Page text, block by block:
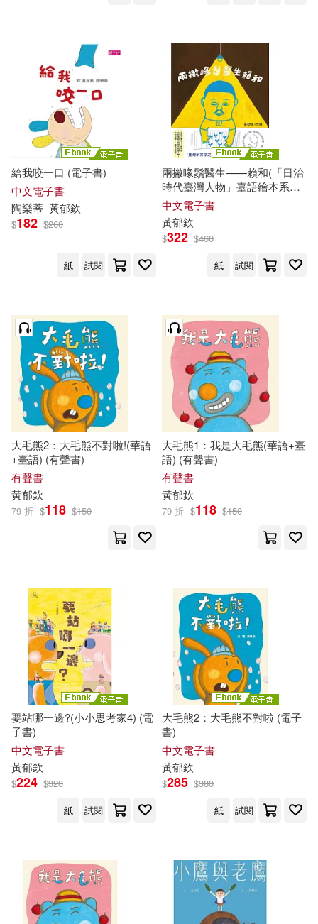
給我咬一口 (電子書)
中文電子書
陶樂蒂 黃郁欽
$182 $260
紙 試閱
兩撇喙鬚醫生——賴和(「日治
時代臺灣人物」臺語繪本系列
第一彈!有聲版) (電子書)
中文電子書
黃郁欽
$322 $460
紙
試閱
大毛熊2：大毛熊不對啦!(華語
+臺語) (有聲書)
有聲書
黃郁欽
79 折 $118 $150
大毛熊1：我是大毛熊(華語+臺
語) (有聲書)
有聲書
黃郁欽
79 折 $118 $150
要站哪一邊?(小小思考家4) (電
子書)
中文電子書
黃郁欽
$224 $320
紙
試閱
大毛熊2：大毛熊不對啦 (電子
書)
中文電子書
黃郁欽
$285 $380
紙
試閱